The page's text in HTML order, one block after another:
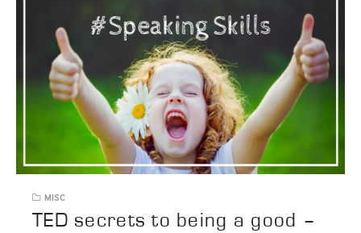
MISC
TED secrets to being a good –